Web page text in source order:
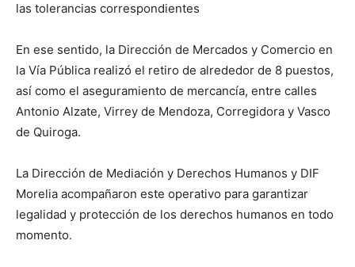
las tolerancias correspondientes
En ese sentido, la Dirección de Mercados y Comercio en
la Vía Pública realizó el retiro de alrededor de 8 puestos,
así como el aseguramiento de mercancía, entre calles
Antonio Alzate, Virrey de Mendoza, Corregidora y Vasco
de Quiroga.
La Dirección de Mediación y Derechos Humanos y DIF
Morelia acompañaron este operativo para garantizar
legalidad y protección de los derechos humanos en todo
momento.